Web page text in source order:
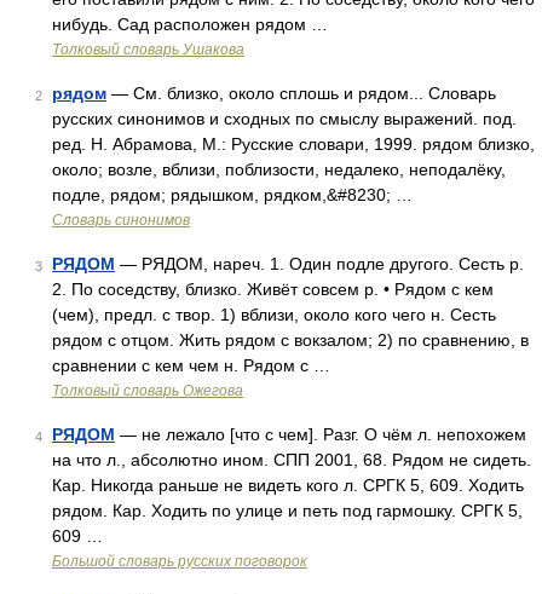
нибудь. Сад расположен рядом …
Толковый словарь Ушакова
2 рядом — См. близко, около сплошь и рядом... Словарь
русских синонимов и сходных по смыслу выражений. под.
ред. Н. Абрамова, М.: Русские словари, 1999. рядом близко,
около; возле, вблизи, поблизости, недалеко, неподалёку,
подле, рядом; рядышком, рядком,&#8230; …
Словарь синонимов
3 РЯДОМ — РЯДОМ, нареч. 1. Один подле другого. Сесть р.
2. По соседству, близко. Живёт совсем р. • Рядом с кем
(чем), предл. с твор. 1) вблизи, около кого чего н. Сесть
рядом с отцом. Жить рядом с вокзалом; 2) по сравнению, в
сравнении с кем чем н. Рядом с …
Толковый словарь Ожегова
4 РЯДОМ — не лежало [что с чем]. Разг. О чём л. непохожем
на что л., абсолютно ином. СПП 2001, 68. Рядом не сидеть.
Кар. Никогда раньше не видеть кого л. СРГК 5, 609. Ходить
рядом. Кар. Ходить по улице и петь под гармошку. СРГК 5,
609 …
Большой словарь русских поговорок